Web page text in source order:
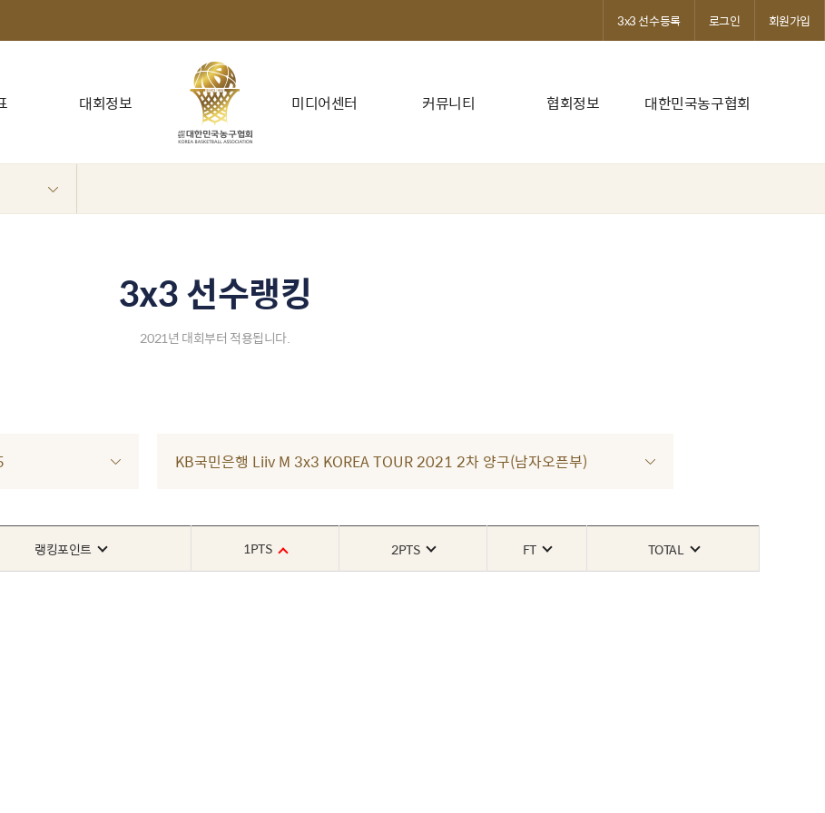
대회정보 미디어센터 커뮤니티 협회정보 대한민국농구협회
3x3 선수등록 로그인 회원가입
3x3 선수랭킹
2021년 대회부터 적용됩니다.
KB국민은행 Liiv M 3x3 KOREA TOUR 2021 2차 양구(남자오픈부)
랭킹포인트 1PTS 2PTS FT TOTAL